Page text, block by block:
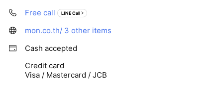
Free call
LINE Call
mon.co.th/ 3 other items
Cash accepted
Credit card
Visa / Mastercard / JCB